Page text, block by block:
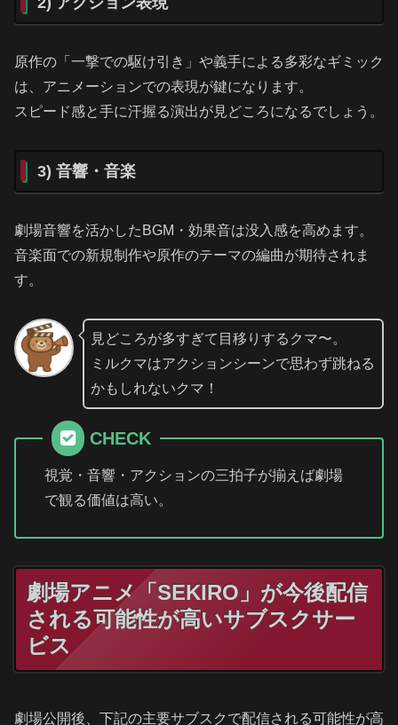
原作の「一撃での駆け引き」や義手による多彩なギミック
は、アニメーションでの表現が鍵になります。
スピード感と手に汗握る演出が見どころになるでしょう。
3) 音響・音楽
劇場音響を活かしたBGM・効果音は没入感を高めます。
音楽面での新規制作や原作のテーマの編曲が期待されま
す。
見どころが多すぎて目移りするクマ〜。
ミルクマはアクションシーンで思わず跳ねる
かもしれないクマ！
CHECK
視覚・音響・アクションの三拍子が揃えば劇場
で観る価値は高い。
劇場アニメ「SEKIRO」が今後配信
される可能性が高いサブスクサー
ビス
劇場公開後、下記の主要サブスクで配信される可能性が高